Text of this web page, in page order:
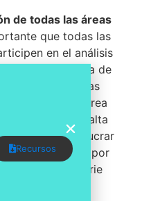
de todas las áreas
que todas las
en el análisis
en una falta de
asociados con las
de una área
llevar a una falta
Es difícil involucrar
su colaboración por
una serie
Recursos